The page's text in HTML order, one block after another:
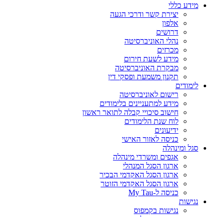
מידע כללי
יצירת קשר ודרכי הגעה
אלפון
דרושים
נהלי האוניברסיטה
מכרזים
מידע לשעת חירום
מבקרת האוניברסיטה
תקנון משמעת ופסקי דין
לימודים
רישום לאוניברסיטה
מידע למתעניינים בלימודים
חישוב סיכויי קבלה לתואר ראשון
לוח שנת הלימודים
ידיעונים
כניסה לאזור האישי
סגל ומינהלה
אגפים ומשרדי מינהלה
ארגון הסגל המנהלי
ארגון הסגל האקדמי הבכיר
ארגון הסגל האקדמי הזוטר
כניסה ל-My Tau
נגישות
נגישות בקמפוס